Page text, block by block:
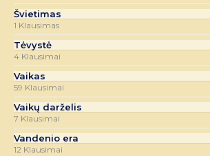
Švietimas
1 Klausimas
Tėvystė
4 Klausimai
Vaikas
59 Klausimai
Vaikų darželis
7 Klausimai
Vandenio era
12 Klausimai